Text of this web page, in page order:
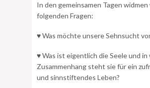
In den gemeinsamen Tagen widmen
folgenden Fragen:
♥ Was möchte unsere Sehnsucht
♥ Was ist eigentlich die Seele und in
Zusammenhang steht sie für ein
und sinnstiftendes Leben?